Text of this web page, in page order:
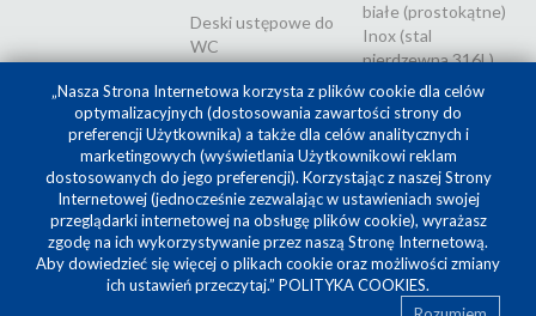
Deski ustępowe do
WC
białe (prostokątne)
Inox (stal
nierdzewna 316L)
Projekt i realizacja SilverCube
„Nasza Strona Internetowa korzysta z plików cookie dla celów
optymalizacyjnych (dostosowania zawartości strony do
preferencji Użytkownika) a także dla celów analitycznych i
marketingowych (wyświetlania Użytkownikowi reklam
dostosowanych do jego preferencji). Korzystając z naszej Strony
Internetowej (jednocześnie zezwalając w ustawieniach swojej
przeglądarki internetowej na obsługę plików cookie), wyrażasz
zgodę na ich wykorzystywanie przez naszą Stronę Internetową.
Aby dowiedzieć się więcej o plikach cookie oraz możliwości zmiany
ich ustawień przeczytaj.” POLITYKA COOKIES.